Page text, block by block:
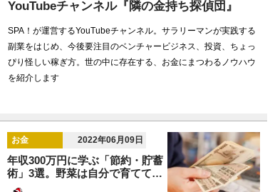
YouTubeチャンネル『隣の金持ち探偵団』
SPA！が運営するYouTubeチャンネル。サラリーマンが実践する
副業をはじめ、今後要注目のベンチャービジネス、投資、ちょっ
ぴり怪しい稼ぎ方。世の中に存在する、お金にまつわるノウハウ
を紹介します
お金 2022年06月09日
年収300万円に学ぶ「節約・貯蓄
術」3選。野菜は自分で育てて…